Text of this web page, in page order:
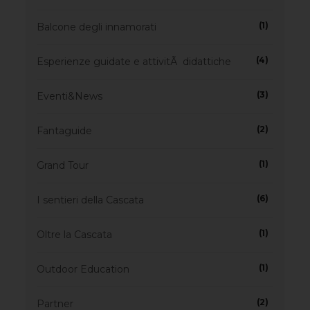
Balcone degli innamorati (1)
Esperienze guidate e attivitÃ didattiche (4)
Eventi&News (3)
Fantaguide (2)
Grand Tour (1)
I sentieri della Cascata (6)
Oltre la Cascata (1)
Outdoor Education (1)
Partner (2)